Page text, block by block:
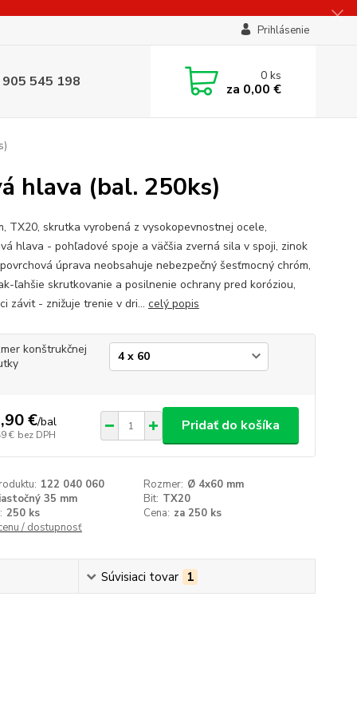
Prihlásenie
545 198 0ks
za 0,00 €
hlava (bal. 250ks)
TX20, skrutka vyrobená z vysokopevnostnej ocele,
hlava - pohľadové spoje a väčšia zverná sila v spoji, zinok
úprava neobsahuje nebezpečný šesťmocný chróm,
ľahšie skrutkovanie a posilnenie ochrany pred koróziou,
závit - znižuje trenie v dri... celý popis
konštrukčnej
€/bal
€ bez DPH
Pridať do košíka
122 040 060 Rozmer: Ø 4x60 mm
35 mm Bit: TX20
250 ks Cena: za 250 ks
/ dostupnosť
Súvisiaci tovar 1